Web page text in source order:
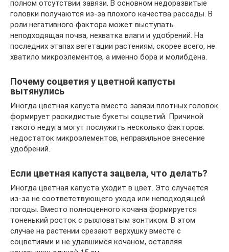
полном отсутствии завязи. В основном недоразвитые
головки получаются из-за плохого качества рассады. В
роли негативного фактора может выступать
неподходящая почва, нехватка влаги и удобрений. На
последних этапах вегетации растениям, скорее всего, не
хватило микроэлементов, а именно бора и молибдена.
Почему соцветия у цветной капусты
вытянулись
Иногда цветная капуста вместо завязи плотных головок
формирует раскидистые букеты соцветий. Причиной
такого недуга могут послужить несколько факторов:
недостаток микроэлементов, неправильное внесение
удобрений.
Если цветная капуста зацвела, что делать?
Иногда цветная капуста уходит в цвет. Это случается
из-за не соответствующего ухода или неподходящей
погоды. Вместо полноценного кочана формируется
тоненький росток с рыхловатым зонтиком. В этом
случае на растении срезают верхушку вместе с
соцветиями и не удавшимся кочаном, оставляя